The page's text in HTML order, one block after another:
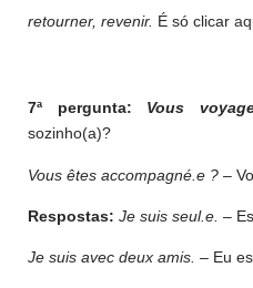
retourner, revenir. É só clicar
7ª pergunta: Vous
sozinho(a)?
Vous êtes accompagné.e ? –
Respostas: Je suis seul.e. –
Je suis avec deux amis. – Eu